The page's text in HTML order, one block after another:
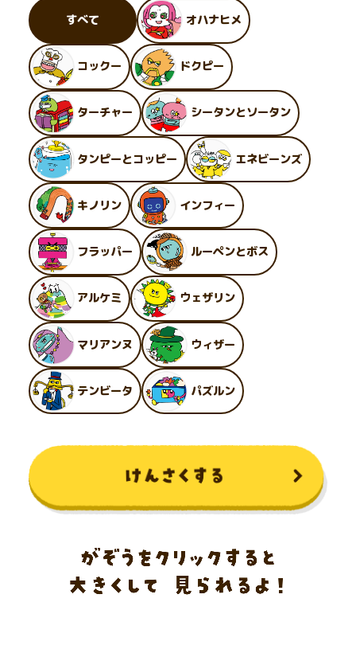
すべて オハナヒメ
コックー ドクピー
ターチャー シータンとソータン
タンピーとコッピー エネビーンズ
キノリン インフィー
フラッパー ルーペンとボス
アルケミ ウェザリン
マリアンヌ ウィザー
テンビータ パズルン